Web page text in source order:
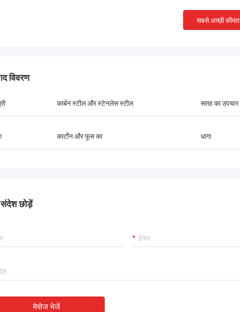
सबसे अच्छी कीमत
विवरण
कार्बन स्टील और स्टेनलेस स्टील सतह का उपचार
कार्टोन और फूस का धागा
छोड़ें
मेसेज भेजें